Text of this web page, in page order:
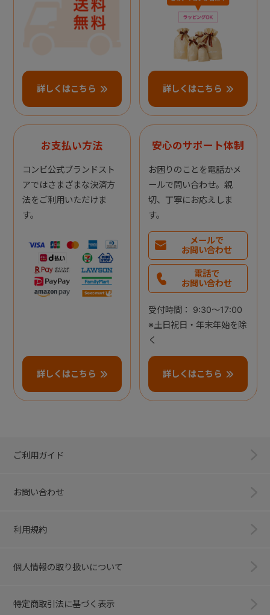
詳しくはこちら 詳しくはこちら
お支払い方法
コンビ公式ブランドスト
アではさまざまな決済方
法をご利用いただけま
す。
詳しくはこちら
安心のサポート体制
お困りのことを電話かメ
ールで問い合わせ。親
切、丁寧にお応えしま
す。
メールで
お問い合わせ
電話で
お問い合わせ
受付時間： 9:30～17:00
※土日祝日・年末年始を除
く
詳しくはこちら
ご利用ガイド
お問い合わせ
利用規約
個人情報の取り扱いについて
特定商取引法に基づく表示